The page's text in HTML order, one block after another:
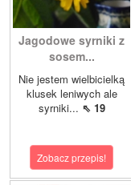
Jagodowe syrniki z
sosem...
Nie jestem wielbicielką
klusek leniwych ale
syrniki... ⇖ 19
Zobacz przepis!